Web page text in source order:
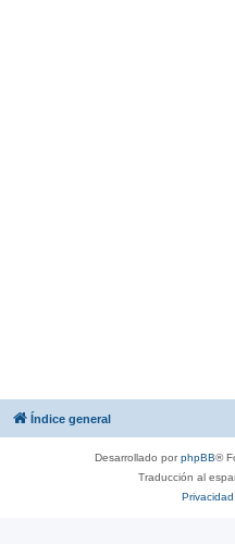
Índice general
Desarrollado porphpBB®
Traducción al
Privacidad